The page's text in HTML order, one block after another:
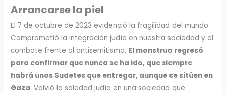
Arrancarse la piel
El 7 de octubre de 2023 evidenció la fragilidad del mundo.
Comprometió la integración judía en nuestra sociedad y el
combate frente al antisemitismo. El monstruo regresó
para confirmar que nunca se ha ido, que siempre
habrá unos Sudetes que entregar, aunque se sitúen en
Gaza. Volvió la soledad judía en una sociedad que